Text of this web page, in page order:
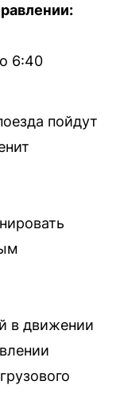
6:40
пойдут
в движении